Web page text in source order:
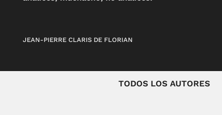
JEAN-PIERRE CLARIS DE FLORIAN
TODOS LOS AUTORES